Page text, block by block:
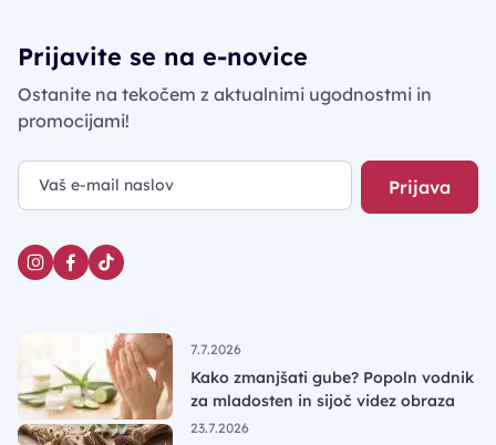
Prijavite se na e-novice
Ostanite na tekočem z aktualnimi ugodnostmi in
promocijami!
Prijava
7.7.2026
Kako zmanjšati gube? Popoln vodnik
za mladosten in sijoč videz obraza
23.7.2026